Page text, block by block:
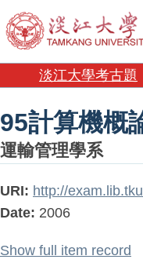
95計算機概
淡江大學考古題
95計算機概
運輸管理學系
URI: http://
Date: 2006
Show full item record